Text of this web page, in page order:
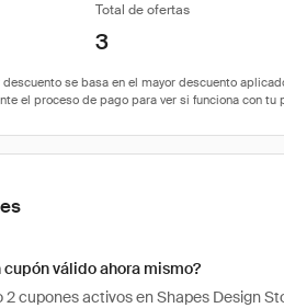
Total de ofertas
3
válido ahora mismo?
cupones activos en Shapes Design